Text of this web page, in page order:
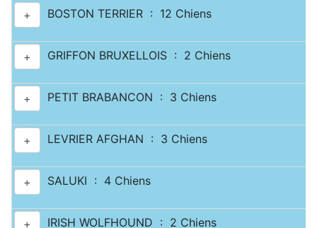
+ BOSTON TERRIER : 12 Chiens
+ GRIFFON BRUXELLOIS : 2 Chiens
+ PETIT BRABANCON : 3 Chiens
+ LEVRIER AFGHAN : 3 Chiens
+ SALUKI : 4 Chiens
+ IRISH WOLFHOUND : 2 Chiens